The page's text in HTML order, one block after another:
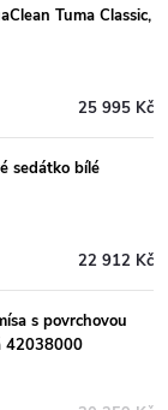
Tuma Classic,
25 995 Kč
sedátko bílé
22 912 Kč
s povrchovou
42038000